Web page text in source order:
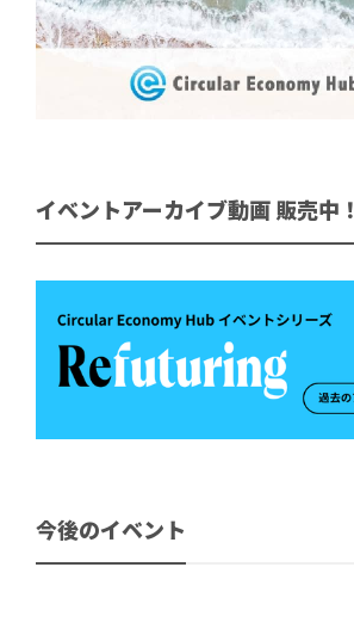
イベントアーカイブ動画 販売中！
今後のイベント